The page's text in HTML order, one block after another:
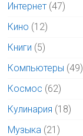
Интернет (47)
Кино (12)
Книги (5)
Компьютеры (49)
Космос (62)
Кулинария (18)
Музыка (21)